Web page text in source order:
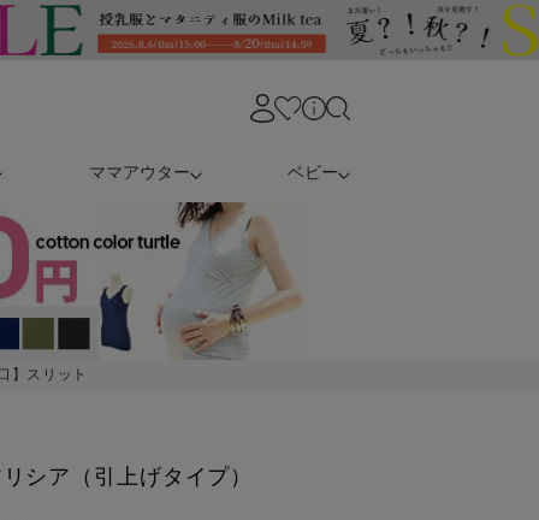
ママアウター ベビー
】スリット
シア（引上げタイプ）